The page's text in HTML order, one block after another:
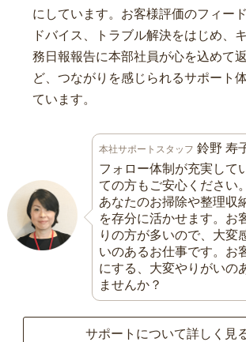
にしています。お客様評価のフィー
ドバイス、トラブル解決をはじめ、
務日報報告に本部社員が心を込めて
ど、つながりを感じられるサポート
ています。
本社サポートスタッフ 鈴野 寿
フォロー体制が充実して
ての方もご安心ください。
あなたのお掃除や整理収
を存分に活かせます。お
りの方が多いので、大変
いのあるお仕事です。お
にする、大変やりがいの
ませんか？
サポートについて詳しく見